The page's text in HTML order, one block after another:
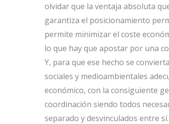
olvidar que la ventaja absoluta
garantiza el posicionamiento
permite minimizar el coste
lo que hay que apostar por una
Y, para que ese hecho se
sociales y medioambientales
económico, con la consiguiente
coordinación siendo todos
separado y desvinculados entre sí.